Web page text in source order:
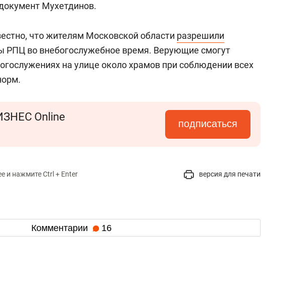
Мухетдинов.
что жителям Московской области разрешили
РПЦ во внебогослужебное время. Верующие смогут
на улице около храмов при соблюдении всех
Online
подписаться
и нажмите Ctrl + Enter версия для печати
Комментарии 16